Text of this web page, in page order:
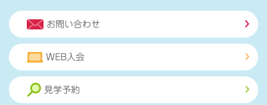
お問い合わせ
WEB入会
見学予約